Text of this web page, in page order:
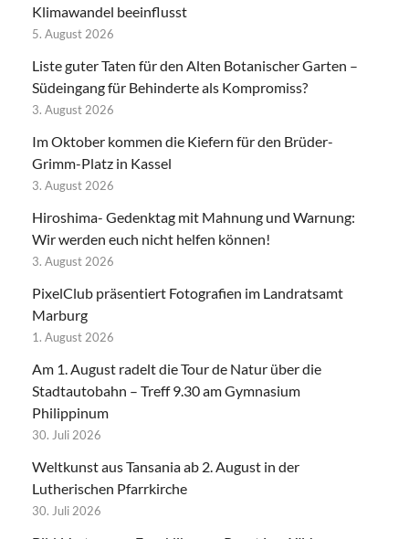
Klimawandel beeinflusst
5. August 2026
Liste guter Taten für den Alten Botanischer Garten –
Südeingang für Behinderte als Kompromiss?
3. August 2026
Im Oktober kommen die Kiefern für den Brüder-
Grimm-Platz in Kassel
3. August 2026
Hiroshima- Gedenktag mit Mahnung und Warnung:
Wir werden euch nicht helfen können!
3. August 2026
PixelClub präsentiert Fotografien im Landratsamt
Marburg
1. August 2026
Am 1. August radelt die Tour de Natur über die
Stadtautobahn – Treff 9.30 am Gymnasium
Philippinum
30. Juli 2026
Weltkunst aus Tansania ab 2. August in der
Lutherischen Pfarrkirche
30. Juli 2026